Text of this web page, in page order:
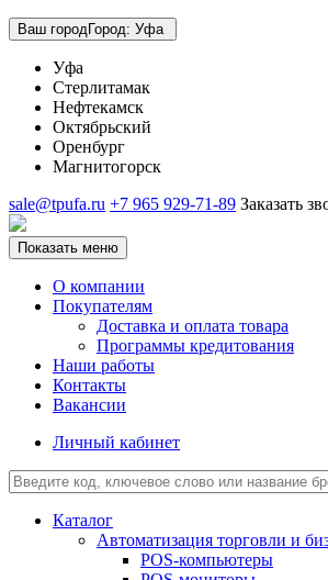
Ваш городГород: Уфа
Уфа
Стерлитамак
Нефтекамск
Октябрьский
Оренбург
Магнитогорск
sale@tpufa.ru +7 965 929-71-89 Заказать
Показать меню
О компании
Покупателям
Доставка и оплата товара
Программы кредитования
Наши работы
Контакты
Вакансии
Личный кабинет
Каталог
Автоматизация торговли и
POS-компьютеры